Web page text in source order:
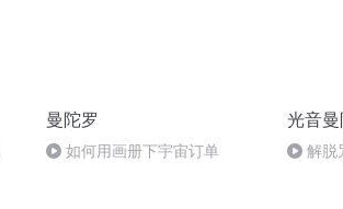
曼陀罗
如何用画册下宇宙订单
光音曼
解脱